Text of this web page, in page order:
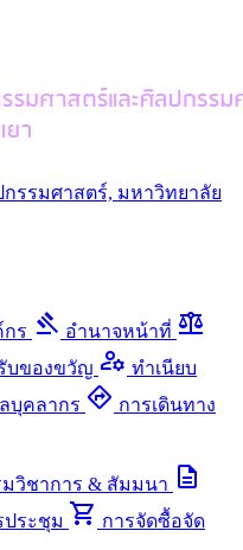
รรมศาสตร์, มหาวิทยาลัย
กร gavel อำนาจหน้าที่ balance
บของขวัญ manage_accounts ทำเนียบ
บุคลากร directions การเดินทาง
มวิชาการ & สัมมนา description
ประชุม shopping_cart การจัดซื้อจัด